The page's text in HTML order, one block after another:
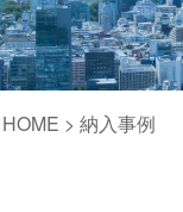
HOME > 納入事例